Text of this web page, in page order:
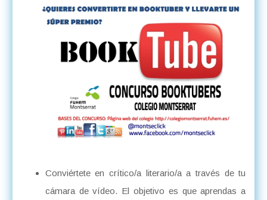
Conviértete en crítico/a literario/a a través de tu
cámara de vídeo. El objetivo es que aprendas a